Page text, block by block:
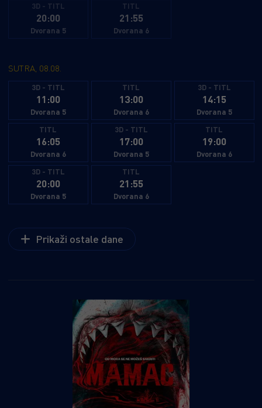
posvetio zaštiti svog grada - Spider-Man s punim
radnim vremenom - no kako se zahtjevi pred njim
neobičan novi obrazac zločina dovodi do pojave
jedne od najmoćnijih prijetnji s kojima se ikada
suočio.
3D - TITL
20:00
Dvorana 5
TITL
21:55
Dvorana 6
SUTRA, 08.08.
3D - TITL
11:00
Dvorana 5
TITL
13:00
Dvorana 6
3D - TITL
14:15
Dvorana 5
TITL
16:05
Dvorana 6
3D - TITL
17:00
Dvorana 5
TITL
19:00
Dvorana 6
3D - TITL
20:00
Dvorana 5
TITL
21:55
Dvorana 6
Prikaži ostale dane